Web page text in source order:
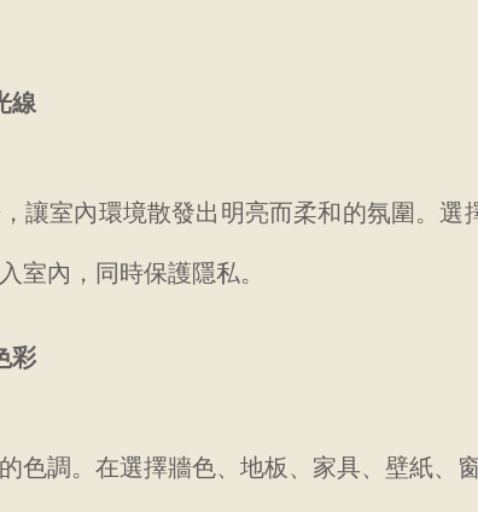
線
讓室內環境散發出明亮而柔和的氛圍。選
室內，同時保護隱私。
彩
色調。在選擇牆色、地板、家具、壁紙、